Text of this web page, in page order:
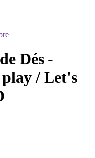
Dés -
/ Let's